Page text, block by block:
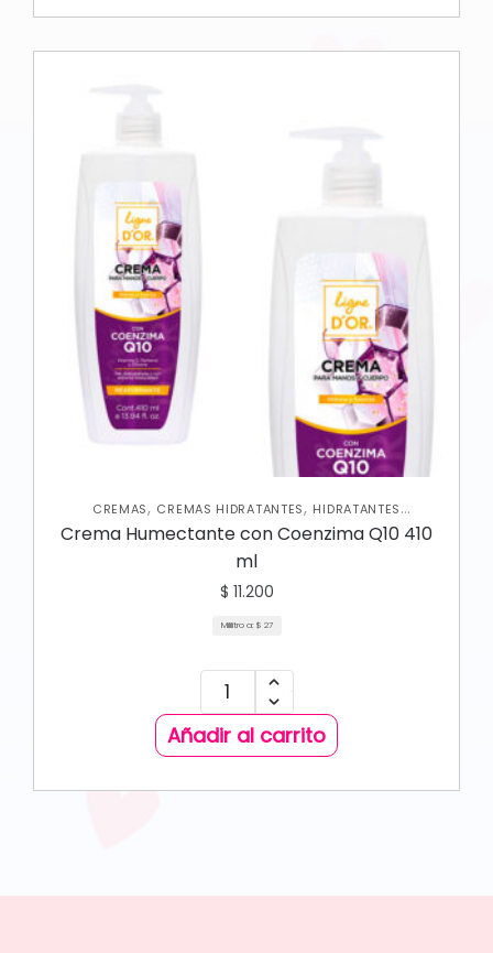
CREMAS, CREMAS HIDRATANTES, HIDRATANTES
CORPORALES , NUEVA COLECCIÓN, SKIN CARE CORPORAL
Crema Humectante con Coenzima Q10 410
ml
$ 11.200
Mililitro a: $ 27
Añadir al carrito